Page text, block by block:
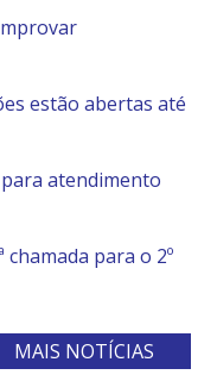
estão abertas até
atendimento
chamada para o 2º
MAIS NOTÍCIAS